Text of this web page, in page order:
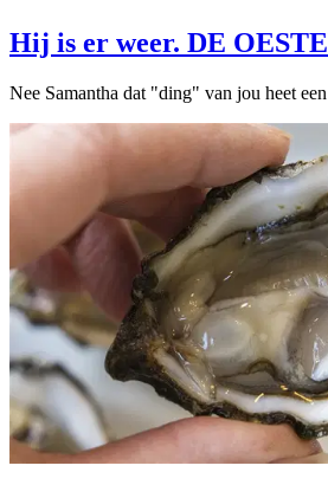
Hij is er weer. DE
Nee Samantha dat "ding" van jou heet